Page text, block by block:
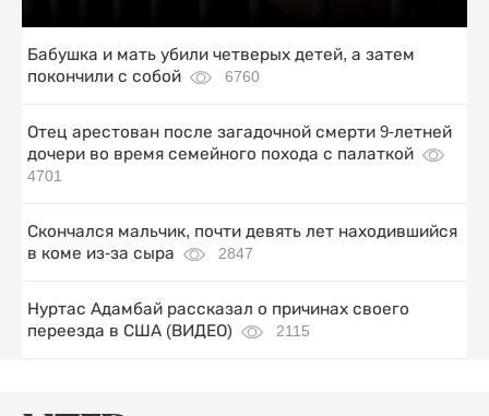
Бабушка и мать убили четверых детей, а затем
покончили с собой
6760
Отец арестован после загадочной смерти 9-летней
дочери во время семейного похода с палаткой
4701
Скончался мальчик, почти девять лет находившийся
в коме из-за сыра
2847
Нуртас Адамбай рассказал о причинах своего
переезда в США (ВИДЕО)
2115